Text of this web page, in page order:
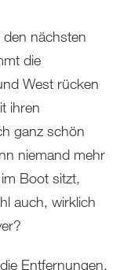
nächsten
die
West rücken
ihren
ganz schön
niemand mehr
Boot sitzt,
auch, wirklich
Entfernungen,